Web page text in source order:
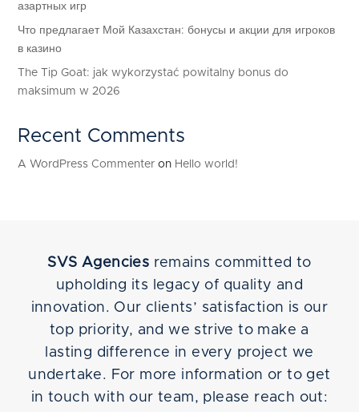
азартных игр
Что предлагает Мой Казахстан: бонусы и акции для игроков
в казино
The Tip Goat: jak wykorzystać powitalny bonus do
maksimum w 2026
Recent Comments
A WordPress Commenter on Hello world!
SVS Agencies remains committed to
upholding its legacy of quality and
innovation. Our clients’ satisfaction is our
top priority, and we strive to make a
lasting difference in every project we
undertake. For more information or to get
in touch with our team, please reach out: